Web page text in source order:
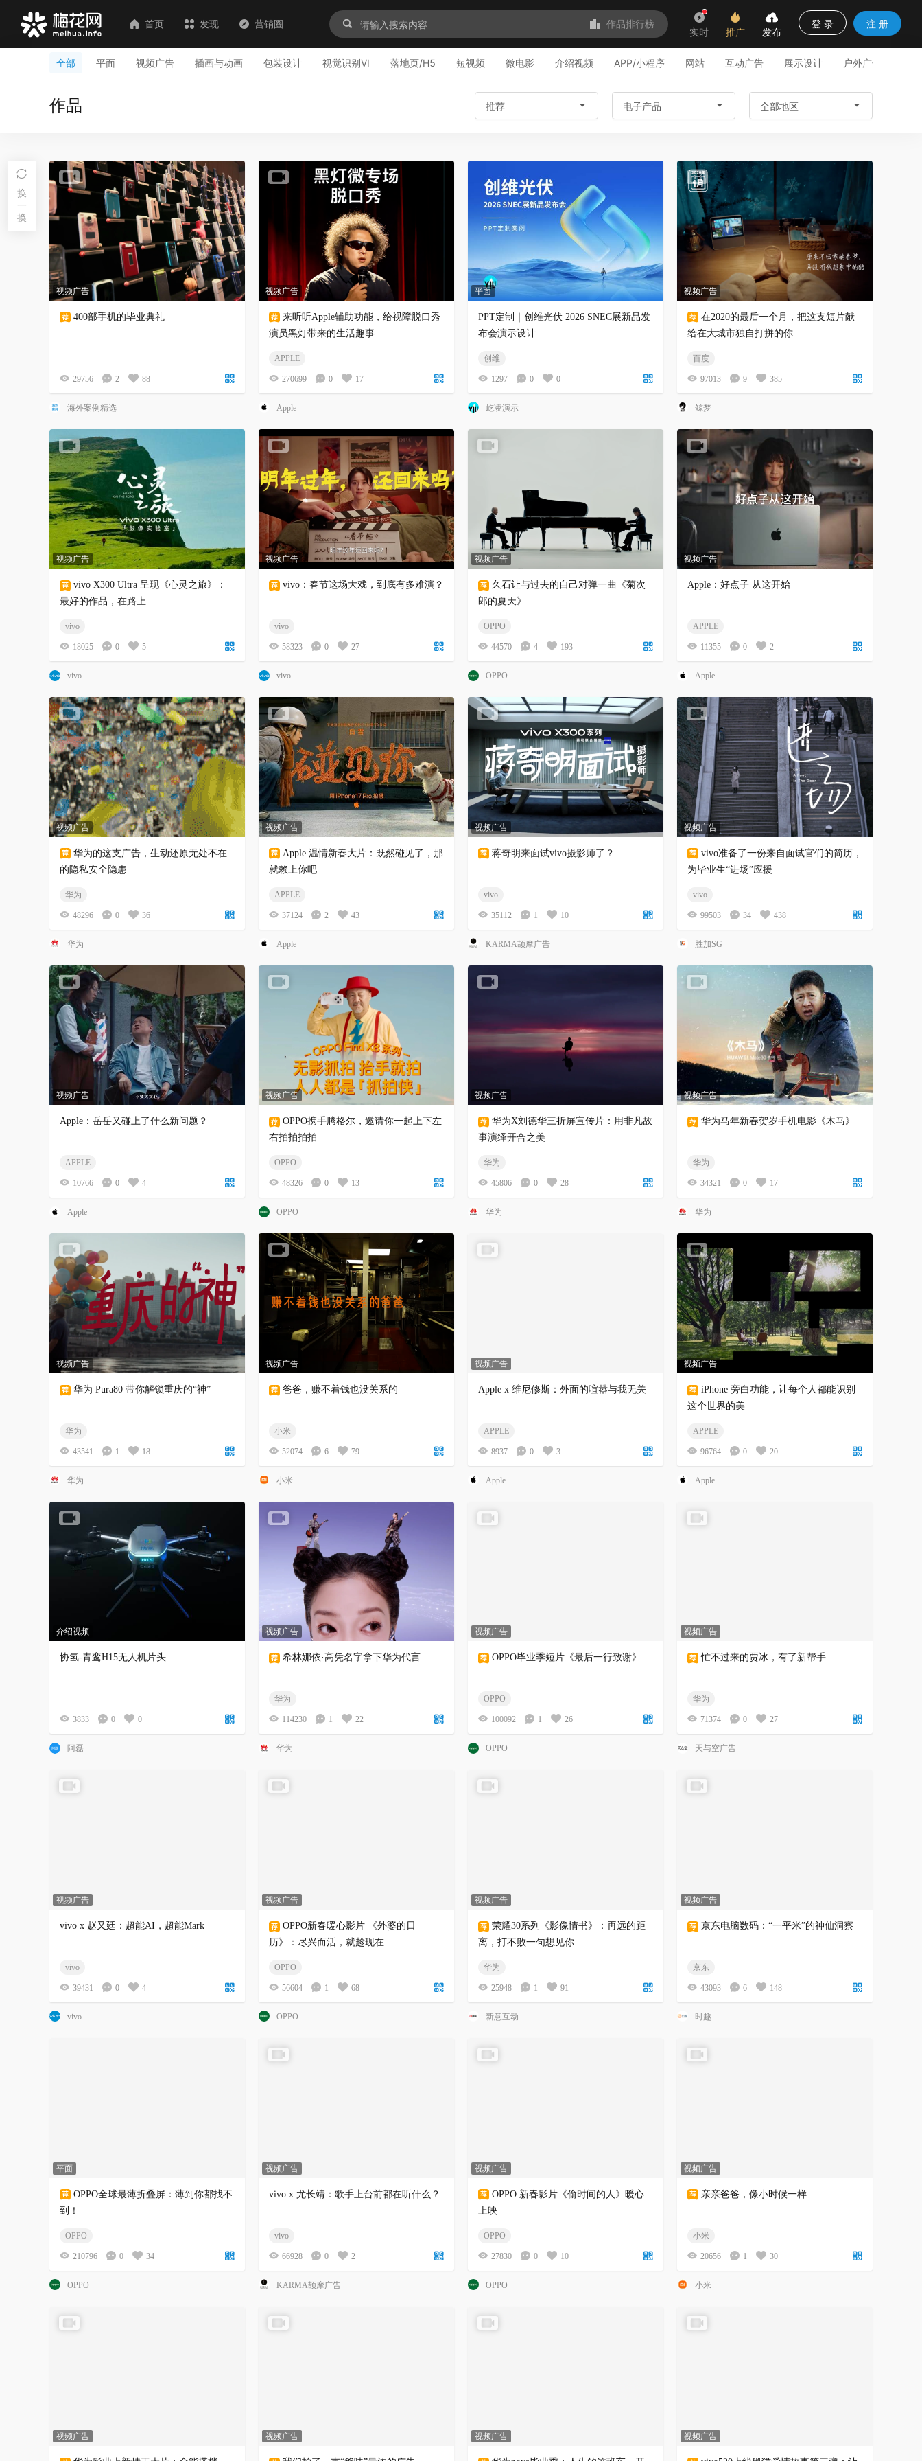
首页 发现 营销圈 作品排行榜
实时 推广 发布
登 录 注 册
全部 平面 视频广告 插画与动画 包装设计 视觉识别VI 落地页/H5 短视频 微电影 介绍视频 APP/小程序 网站 互动广告 展示设计 户外广告
作品 推荐 电子产品 全部地区
换
一
换
视频广告
400部手机的毕业典礼
29756 2 88
海外案例精选
视频广告
来听听Apple辅助功能，给视障脱口秀
演员黑灯带来的生活趣事
APPLE
270699 0 17
Apple
平面
PPT定制｜创维光伏 2026 SNEC展新品发
布会演示设计
创维
1297 0 0
屹凌演示
视频广告
在2020的最后一个月，把这支短片献
给在大城市独自打拼的你
百度
97013 9 385
鲸梦
视频广告
vivo X300 Ultra 呈现《心灵之旅》：
最好的作品，在路上
vivo
18025 0 5
vivo
视频广告
vivo：春节这场大戏，到底有多难演？
vivo
58323 0 27
vivo
视频广告
久石让与过去的自己对弹一曲《菊次
郎的夏天》
OPPO
44570 4 193
OPPO
视频广告
Apple：好点子 从这开始
APPLE
11355 0 2
Apple
视频广告
华为的这支广告，生动还原无处不在
的隐私安全隐患
华为
48296 0 36
华为
视频广告
Apple 温情新春大片：既然碰见了，那
就赖上你吧
APPLE
37124 2 43
Apple
视频广告
蒋奇明来面试vivo摄影师了？
vivo
35112 1 10
KARMA颉摩广告
视频广告
vivo准备了一份来自面试官们的简历，
为毕业生“进场”应援
vivo
99503 34 438
胜加SG
视频广告
Apple：岳岳又碰上了什么新问题？
APPLE
10766 0 4
Apple
视频广告
OPPO携手腾格尔，邀请你一起上下左
右拍拍拍拍
OPPO
48326 0 13
OPPO
视频广告
华为X刘德华三折屏宣传片：用非凡故
事演绎开合之美
华为
45806 0 28
华为
视频广告
华为马年新春贺岁手机电影《木马》
华为
34321 0 17
华为
视频广告
华为 Pura80 带你解锁重庆的“神”
华为
43541 1 18
华为
视频广告
爸爸，赚不着钱也没关系的
小米
52074 6 79
小米
视频广告
Apple x 维尼修斯：外面的喧嚣与我无关
APPLE
8937 0 3
Apple
视频广告
iPhone 旁白功能，让每个人都能识别
这个世界的美
APPLE
96764 0 20
Apple
介绍视频
协氢-青鸾H15无人机片头
3833 0 0
阿磊
视频广告
希林娜依·高凭名字拿下华为代言
华为
114230 1 22
华为
视频广告
OPPO毕业季短片《最后一行致谢》
OPPO
100092 1 26
OPPO
视频广告
忙不过来的贾冰，有了新帮手
华为
71374 0 27
天与空广告
视频广告
vivo x 赵又廷：超能AI，超能Mark
vivo
39431 0 4
vivo
视频广告
OPPO新春暖心影片 《外婆的日
历》：尽兴而活，就趁现在
OPPO
56604 1 68
OPPO
视频广告
荣耀30系列《影像情书》：再远的距
离，打不败一句想见你
华为
25948 1 91
新意互动
视频广告
京东电脑数码：“一平米”的神仙洞察
京东
43093 6 148
时趣
平面
OPPO全球最薄折叠屏：薄到你都找不
到！
OPPO
210796 0 34
OPPO
视频广告
vivo x 尤长靖：歌手上台前都在听什么？
vivo
66928 0 2
KARMA颉摩广告
视频广告
OPPO 新春影片《偷时间的人》暖心
上映
OPPO
27830 0 10
OPPO
视频广告
亲亲爸爸，像小时候一样
小米
20656 1 30
小米
视频广告 视频广告 视频广告 视频广告